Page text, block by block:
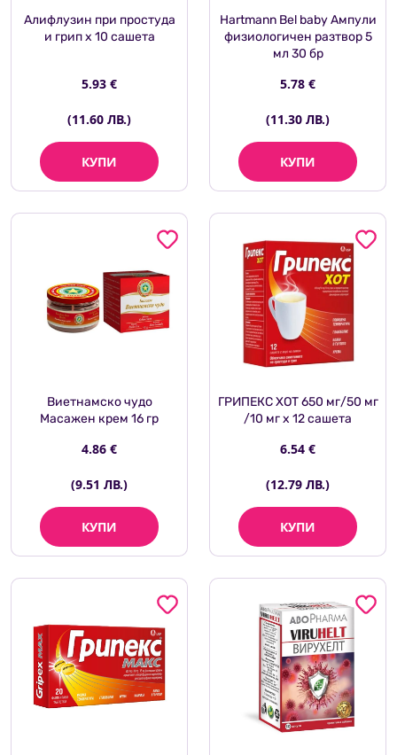
Алифлузин при простуда
и грип х 10 сашета
5.93 €
(11.60 ЛВ.)
КУПИ
Hartmann Bel baby Ампули
физиологичен разтвор 5
мл 30 бр
5.78 €
(11.30 ЛВ.)
КУПИ
Виетнамско чудо
Масажен крем 16 гр
4.86 €
(9.51 ЛВ.)
КУПИ
ГРИПЕКС ХОТ 650 мг/50 мг
/10 мг х 12 сашета
6.54 €
(12.79 ЛВ.)
КУПИ